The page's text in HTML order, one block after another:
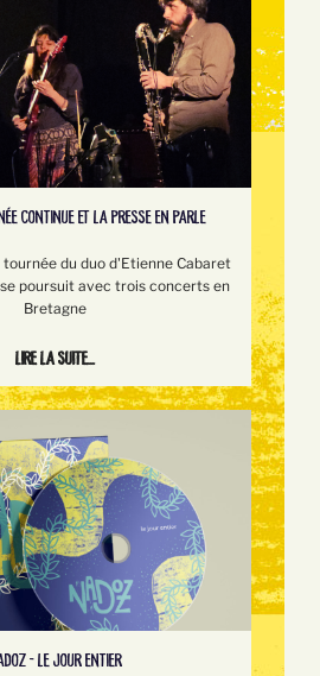
CONTINUE ET LA PRESSE EN PARLE
tournée du duo d'Etienne Cabaret
poursuit avec trois concerts en
Bretagne
Lire la suite...
- LE JOUR ENTIER